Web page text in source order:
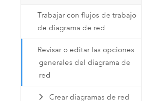
Tecnología para desarrolladores
Crear aplicaciones de
análisis espacial
Trabajar con flujos de trabajo
de diagrama de red
Revisar o editar las opciones
generales del diagrama de
red
Crear diagramas de red